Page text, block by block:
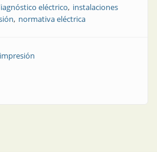
eléctrico instalaciones
normativa eléctrica